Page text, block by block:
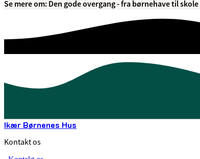
Se mere om: Den gode overgang - fra børnehave til skole
Ikær Børnenes Hus
Kontakt os